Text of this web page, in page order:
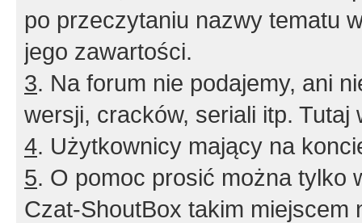
po przeczytaniu nazwy tematu
jego zawartości.
3. Na forum nie podajemy, ani
wersji, cracków, seriali itp. Tutaj
4. Użytkownicy mający na
5. O pomoc prosić można tylko
Czat-ShoutBox takim miejscem